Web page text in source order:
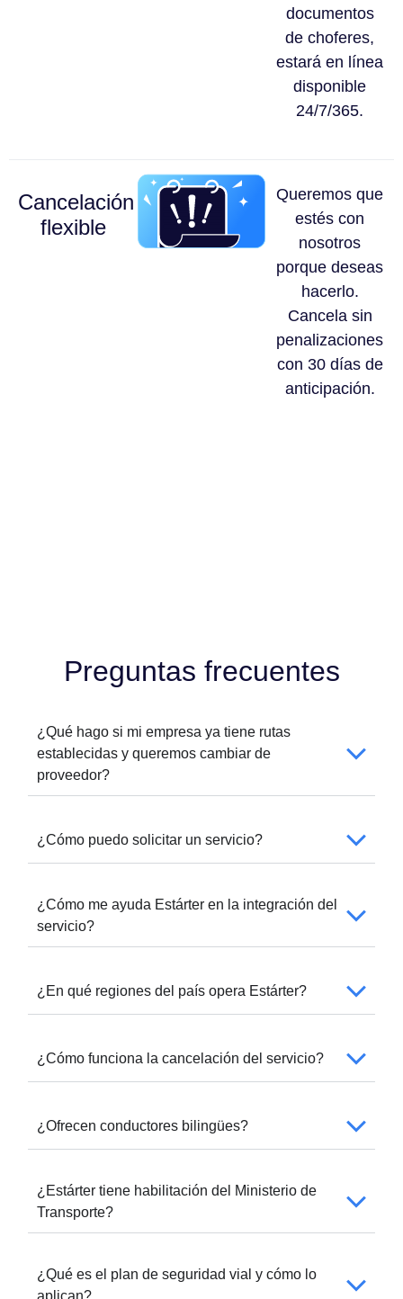
documentos
de choferes,
estará en línea
disponible
24/7/365.
Cancelación
flexible
Queremos que
estés con
nosotros
porque deseas
hacerlo.
Cancela sin
penalizaciones
con 30 días de
anticipación.
Preguntas frecuentes
¿Qué hago si mi empresa ya tiene rutas
establecidas y queremos cambiar de
proveedor?
¿Cómo puedo solicitar un servicio?
¿Cómo me ayuda Estárter en la integración del
servicio?
¿En qué regiones del país opera Estárter?
¿Cómo funciona la cancelación del servicio?
¿Ofrecen conductores bilingües?
¿Estárter tiene habilitación del Ministerio de
Transporte?
¿Qué es el plan de seguridad vial y cómo lo